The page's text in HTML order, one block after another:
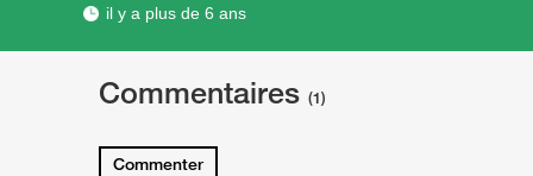
il y a plus de 6 ans
Commentaires (1)
Commenter